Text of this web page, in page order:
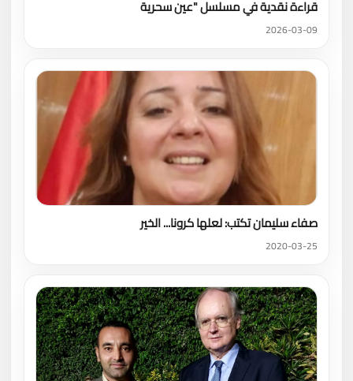
قراءة نقدية في مسلسل "عين سحرية
2026-03-09
صفاء سليمان تكتب: لعلها كرونا... الخير
2020-03-25